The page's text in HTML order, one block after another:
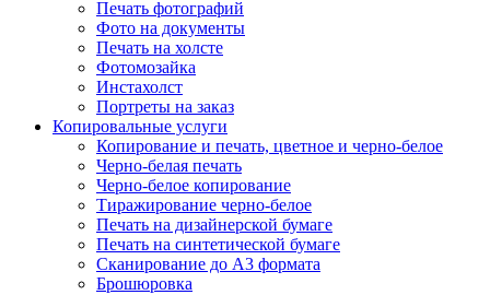
Печать фотографий
Фото на документы
Печать на холсте
Фотомозайка
Инстахолст
Портреты на заказ
Копировальные услуги
Копирование и печать, цветное и черно-белое
Черно-белая печать
Черно-белое копирование
Тиражирование черно-белое
Печать на дизайнерской бумаге
Печать на синтетической бумаге
Сканирование до A3 формата
Брошюровка